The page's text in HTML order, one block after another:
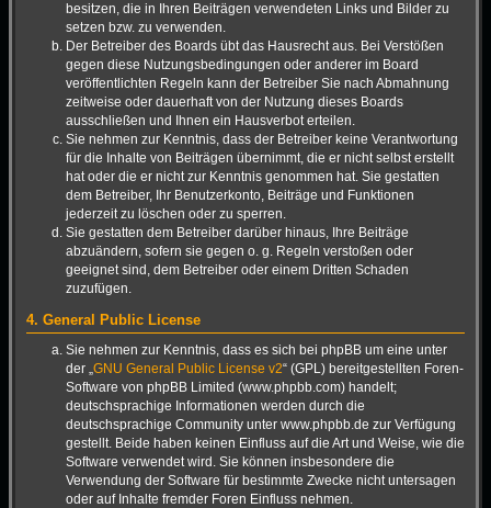
besitzen, die in Ihren Beiträgen verwendeten Links und Bilder zu
setzen bzw. zu verwenden.
Der Betreiber des Boards übt das Hausrecht aus. Bei Verstößen
gegen diese Nutzungsbedingungen oder anderer im Board
veröffentlichten Regeln kann der Betreiber Sie nach Abmahnung
zeitweise oder dauerhaft von der Nutzung dieses Boards
ausschließen und Ihnen ein Hausverbot erteilen.
Sie nehmen zur Kenntnis, dass der Betreiber keine Verantwortung
für die Inhalte von Beiträgen übernimmt, die er nicht selbst erstellt
hat oder die er nicht zur Kenntnis genommen hat. Sie gestatten
dem Betreiber, Ihr Benutzerkonto, Beiträge und Funktionen
jederzeit zu löschen oder zu sperren.
Sie gestatten dem Betreiber darüber hinaus, Ihre Beiträge
abzuändern, sofern sie gegen o. g. Regeln verstoßen oder
geeignet sind, dem Betreiber oder einem Dritten Schaden
zuzufügen.
4. General Public License
Sie nehmen zur Kenntnis, dass es sich bei phpBB um eine unter
der „ GNU General Public License v2“ (GPL) bereitgestellten Foren-
Software von phpBB Limited (www.phpbb.com) handelt;
deutschsprachige Informationen werden durch die
deutschsprachige Community unter www.phpbb.de zur Verfügung
gestellt. Beide haben keinen Einfluss auf die Art und Weise, wie die
Software verwendet wird. Sie können insbesondere die
Verwendung der Software für bestimmte Zwecke nicht untersagen
oder auf Inhalte fremder Foren Einfluss nehmen.